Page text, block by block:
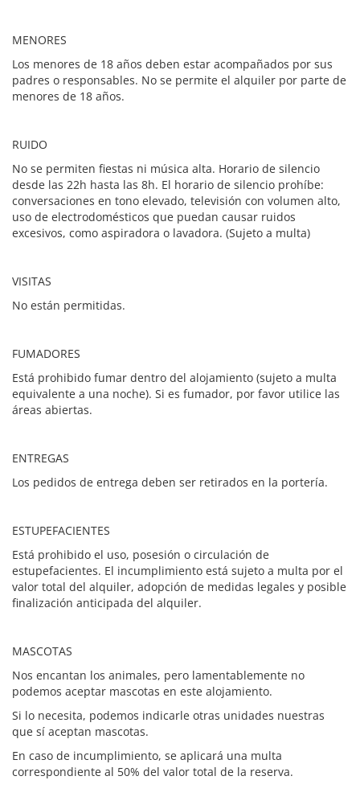
MENORES
Los menores de 18 años deben estar acompañados por sus
padres o responsables. No se permite el alquiler por parte de
menores de 18 años.
RUIDO
No se permiten fiestas ni música alta. Horario de silencio
desde las 22h hasta las 8h. El horario de silencio prohíbe:
conversaciones en tono elevado, televisión con volumen alto,
uso de electrodomésticos que puedan causar ruidos
excesivos, como aspiradora o lavadora. (Sujeto a multa)
VISITAS
No están permitidas.
FUMADORES
Está prohibido fumar dentro del alojamiento (sujeto a multa
equivalente a una noche). Si es fumador, por favor utilice las
áreas abiertas.
ENTREGAS
Los pedidos de entrega deben ser retirados en la portería.
ESTUPEFACIENTES
Está prohibido el uso, posesión o circulación de
estupefacientes. El incumplimiento está sujeto a multa por el
valor total del alquiler, adopción de medidas legales y posible
finalización anticipada del alquiler.
MASCOTAS
Nos encantan los animales, pero lamentablemente no
podemos aceptar mascotas en este alojamiento.
Si lo necesita, podemos indicarle otras unidades nuestras
que sí aceptan mascotas.
En caso de incumplimiento, se aplicará una multa
correspondiente al 50% del valor total de la reserva.